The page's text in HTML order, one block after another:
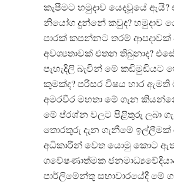
කැපීමට හමුදාව යෙදවූයේ ඇයි?
නියෝග දුන්නේ කවුද? හමුදාව
පාරක් කපන්නට තරම් ආපදාවක්
අවශ්‍යතාවක් එතන තිබුනාද?
පැහැදිලි බැවින් මේ කඩිමුඩියට
කුමක්ද? පරිසර විෂය භාර ඇමති
අමරවීර මහතා මේ ගැන
මේ ප්රශ්න වලට පිළිතුරු ලබා
තොරතුරු දැන ගැනීමේ ඉල්ලීමක්
අධිකාරීන් වෙත යොමු කොට
ගවේෂණාත්මක
පාර්ලිමේන්තු සභාවාරයේදී මේ